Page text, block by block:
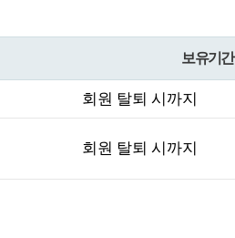
보유기간
회원 탈퇴 시까지
회원 탈퇴 시까지